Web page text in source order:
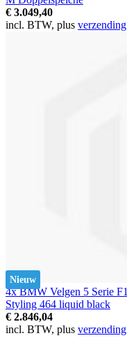
€ 3.049,40
incl. BTW, plus verzending
Nieuw
4x BMW Velgen 5 Serie
Styling 464 liquid black
€ 2.846,04
incl. BTW, plus verzending